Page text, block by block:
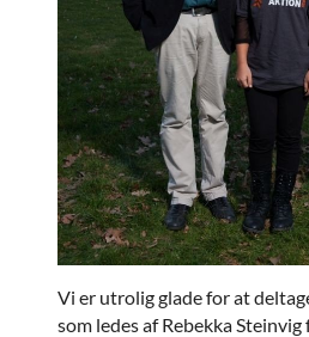
Vi er utrolig glade for at
som ledes afRebekka Steinvig